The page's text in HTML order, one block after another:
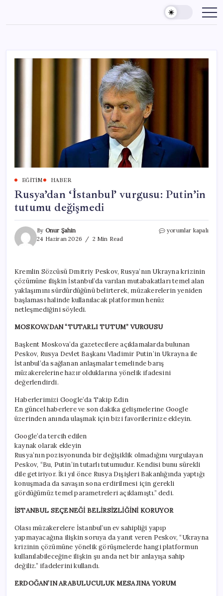
content
EĞITIM HABER
Rusya’dan ‘İstanbul’ vurgusu: Putin’in
tutumu değişmedi
By Onur Şahin
24 Haziran 2026
2 Min Read
Rusya’dan
değişmedi
için
yorumlar kapalı
Kremlin Sözcüsü Dmitriy Peskov, Rusya’nın Ukrayna krizinin
çözümüne ilişkin İstanbul’da varılan mutabakatları temel alan
yaklaşımını sürdürdüğünü belirterek, müzakerelerin yeniden
başlaması halinde kullanılacak platformun henüz
netleşmediğini söyledi.
MOSKOVA’DAN “TUTARLI TUTUM” VURGUSU
Başkent Moskova’da gazetecilere açıklamalarda bulunan
Peskov, Rusya Devlet Başkanı Vladimir Putin’in Ukrayna ile
İstanbul’da sağlanan anlaşmalar temelinde barış
müzakerelerine hazır olduklarına yönelik ifadesini
değerlendirdi.
Haberlerimizi Google’da Takip Edin
En güncel haberlere ve son dakika gelişmelerine Google
üzerinden anında ulaşmak için bizi favorilerinize ekleyin.
Google’da tercih edilen
kaynak olarak ekleyin
Rusya’nın pozisyonunda bir değişiklik olmadığını vurgulayan
Peskov, “Bu, Putin’in tutarlı tutumudur. Kendisi bunu sürekli
dile getiriyor. İki yıl önce Rusya Dışişleri Bakanlığında yaptığı
konuşmada da savaşın sona erdirilmesi için gerekli
gördüğümüz temel parametreleri açıklamıştı.” dedi.
İSTANBUL SEÇENEĞİ BELİRSİZLİĞİNİ KORUYOR
Olası müzakerelere İstanbul’un ev sahipliği yapıp
yapmayacağına ilişkin soruya da yanıt veren Peskov, “Ukrayna
krizinin çözümüne yönelik görüşmelerde hangi platformun
kullanılabileceğine ilişkin şu anda net bir anlayışa sahip
değiliz.” ifadelerini kullandı.
ERDOĞAN’IN ARABULUCULUK MESAJINA YORUM